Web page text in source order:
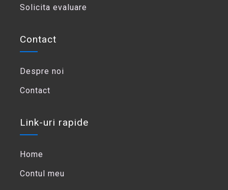
Solicita evaluare
Contact
Despre noi
Contact
Link-uri rapide
Home
Contul meu